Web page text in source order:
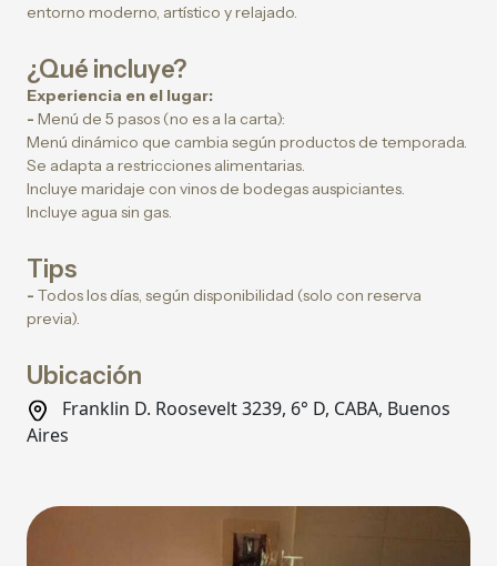
entorno moderno, artístico y relajado.
¿Qué incluye?
Experiencia en el lugar:
- Menú de 5 pasos (no es a la carta):
Menú dinámico que cambia según productos de temporada.
Se adapta a restricciones alimentarias.
Incluye maridaje con vinos de bodegas auspiciantes.
Incluye agua sin gas.
Tips
- Todos los días, según disponibilidad (solo con reserva
previa).
Ubicación
Franklin D. Roosevelt 3239, 6° D, CABA, Buenos
Aires